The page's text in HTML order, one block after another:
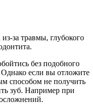
за травмы, глубокого
без подобного
Однако если вы отложите
способом не получить
зуб. Например при